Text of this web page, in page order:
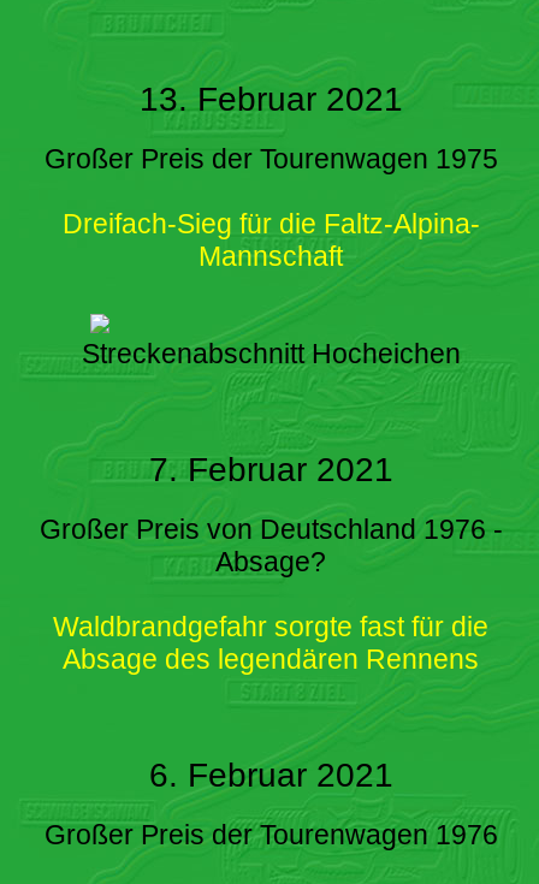
13. Februar 2021
Großer Preis der Tourenwagen 1975
Dreifach-Sieg für die Faltz-Alpina-
Mannschaft
Streckenabschnitt Hocheichen
7. Februar 2021
Großer Preis von Deutschland 1976 -
Absage?
Waldbrandgefahr sorgte fast für die
Absage des legendären Rennens
6. Februar 2021
Großer Preis der Tourenwagen 1976